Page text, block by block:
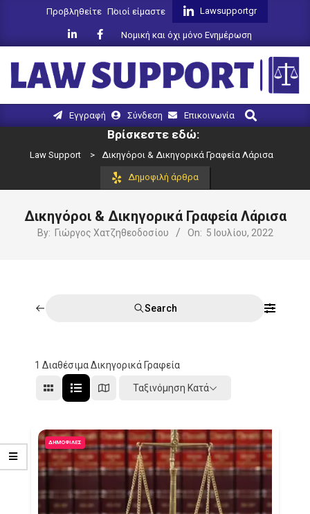
Προβληθείτε Ποιοί είμαστε Lawsupportgr
Νομική και όχι μόνο Ενημέρωση
LAW
SUPPORT
Navigation
Εγγραφή Σύνδεση Επικοινωνία
Search
Βρίσκεστε εδώ:
Law Support > Δικηγόροι & Δικηγορικά Γραφεία Λάρισα
Δημοφιλή άρθρα
Δικηγόροι & Δικηγορικά Γραφεία Λάρισα
By: Γιώργος Χατζηθεοδοσίου On: 5 Ιουλίου, 2022
Search
1 Διαθέσιμα Δικηγορικά Γραφεία
Ταξινόμηση Κατά
ΔΗΜΟΦΙΛΈΣ